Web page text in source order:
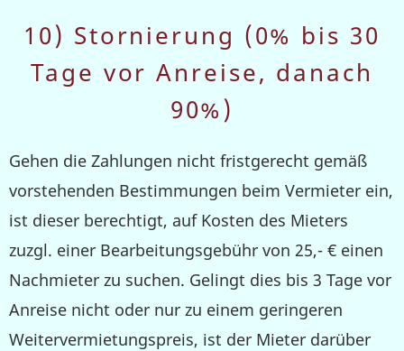
10) Stornierung (0% bis 30
Tage vor Anreise, danach
90%)
Gehen die Zahlungen nicht fristgerecht gemäß
vorstehenden Bestimmungen beim Vermieter ein,
ist dieser berechtigt, auf Kosten des Mieters
zuzgl. einer Bearbeitungsgebühr von 25,- € einen
Nachmieter zu suchen. Gelingt dies bis 3 Tage vor
Anreise nicht oder nur zu einem geringeren
Weitervermietungspreis, ist der Mieter darüber